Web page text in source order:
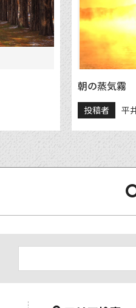
朝の蒸気霧
投稿者 平